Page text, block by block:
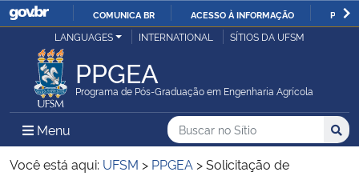
IR
COMUNICA BR ACESSO À INFORMAÇÃO
Ministério da Justiça e Segurança Pública
Ministério da Defesa
Ministério das Relações Exteriores
LANGUAGES INTERNATIONAL SÍTIOS DA UFSM
PPGEA
Programa de Pós-Graduação em Engenharia Agrícola
Menu Menu Principal do Sítio
Busca
Buscar no no Sítio
Busca:
Você está aqui: UFSM > PPGEA >Solicitação de